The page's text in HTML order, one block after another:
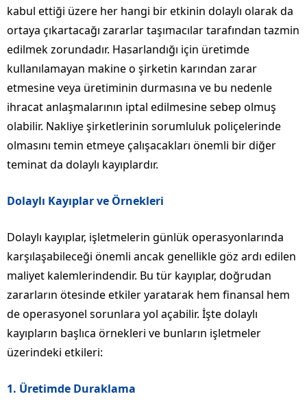
kabul ettiği üzere her hangi bir etkinin dolaylı olarak da
ortaya çıkartacağı zararlar taşımacılar tarafından tazmin
edilmek zorundadır. Hasarlandığı için üretimde
kullanılamayan makine o şirketin karından zarar
etmesine veya üretiminin durmasına ve bu nedenle
ihracat anlaşmalarının iptal edilmesine sebep olmuş
olabilir. Nakliye şirketlerinin sorumluluk poliçelerinde
olmasını temin etmeye çalışacakları önemli bir diğer
teminat da dolaylı kayıplardır.
Dolaylı Kayıplar ve Örnekleri
Dolaylı kayıplar, işletmelerin günlük operasyonlarında
karşılaşabileceği önemli ancak genellikle göz ardı edilen
maliyet kalemlerindendir. Bu tür kayıplar, doğrudan
zararların ötesinde etkiler yaratarak hem finansal hem
de operasyonel sorunlara yol açabilir. İşte dolaylı
kayıpların başlıca örnekleri ve bunların işletmeler
üzerindeki etkileri:
1. Üretimde Duraklama